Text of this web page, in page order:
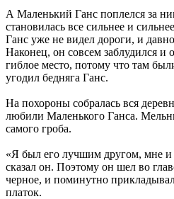
А Маленький Ганс поплелся за
становилась все сильнее и
Ганс уже не видел дороги, и
Наконец, он совсем заблудился и
гиблое место, потому что там
угодил бедняга Ганс.
На похороны собралась вся
любили Маленького Ганса.
самого гроба.
«Я был его лучшим другом, мне и
сказал он. Поэтому он шел во
черное, и поминутно
платок.